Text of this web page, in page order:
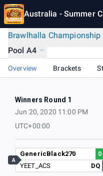
Australia - Summer
Brawlhalla Championship
Pool A4
Overview Brackets
Winners Round 1
Jun 20, 2020 11:00 PM
UTC+00:00
GenericBlack270
0
YEET_ACS
DQ
A